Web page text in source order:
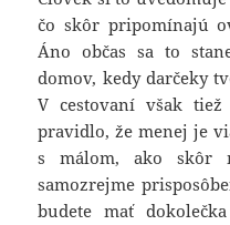
čo skôr pripomínajú
Áno občas sa to
domov, kedy darčeky
V cestovaní však
pravidlo, že menej je
s málom, ako skôr
samozrejme
budete mať